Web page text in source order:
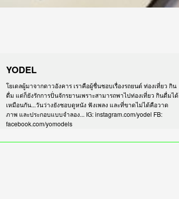
YODEL
โยเดลผู้มาจากดาวอังคาร เราคือผู้ชื่นชอบเรื่องรถยนต์ ท่องเที่ยว กิน
ดื่ม แต่ก็ยังรักการปั่นจักรยานเพราะสามารถพาไปท่องเที่ยว กินดื่มได้
เหมือนกัน...วันว่างยังชอบดูหนัง ฟังเพลง และที่ขาดไม่ได้คือวาด
ภาพ และประกอบแบบจำลอง... IG: instagram.com/yodel FB:
facebook.com/yomodels